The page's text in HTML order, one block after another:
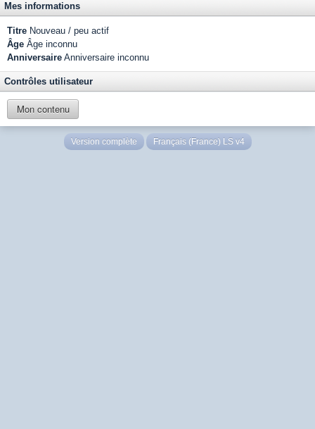
Mes informations
Titre Nouveau / peu actif
Âge Âge inconnu
Anniversaire Anniversaire inconnu
Contrôles utilisateur
Mon contenu
Version complète Français (France) LS v4